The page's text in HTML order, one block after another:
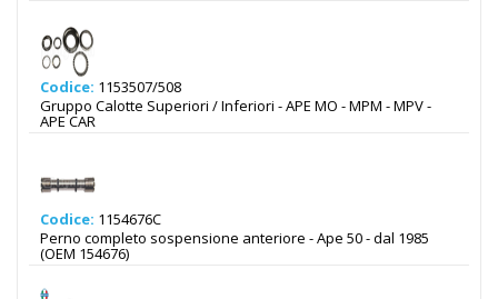
Codice: 1153507/508
Gruppo Calotte Superiori / Inferiori - APE MO - MPM - MPV -
APE CAR
Codice: 1154676C
Perno completo sospensione anteriore - Ape 50 - dal 1985
(OEM 154676)